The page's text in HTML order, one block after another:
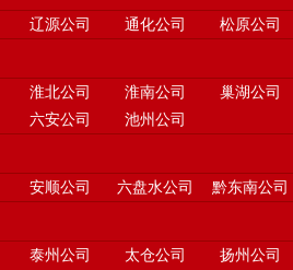
辽源公司 通化公司 松原公司
淮北公司 淮南公司 巢湖公司
六安公司 池州公司
安顺公司 六盘水公司 黔东南公司
泰州公司 太仓公司 扬州公司